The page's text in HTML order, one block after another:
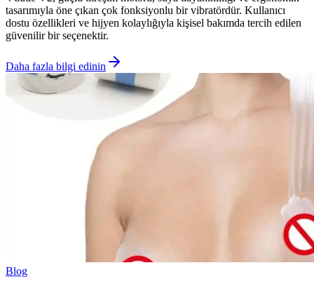
tasarımıyla öne çıkan çok fonksiyonlu bir vibratördür. Kullanıcı
dostu özellikleri ve hijyen kolaylığıyla kişisel bakımda tercih edilen
güvenilir bir seçenektir.
Daha fazla bilgi edinin
Blog